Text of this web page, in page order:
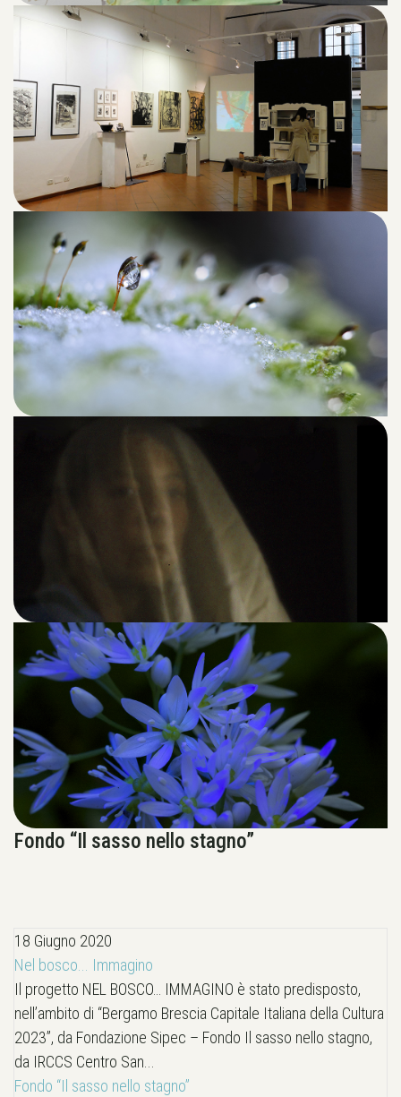
Fondo “Il sasso nello stagno”
18 Giugno 2020
Nel bosco... Immagino
Il progetto NEL BOSCO… IMMAGINO è stato predisposto,
nell’ambito di “Bergamo Brescia Capitale Italiana della Cultura
2023”, da Fondazione Sipec – Fondo Il sasso nello stagno,
da IRCCS Centro San...
Fondo “Il sasso nello stagno”